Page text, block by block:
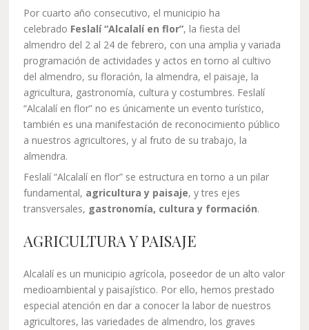
Por cuarto año consecutivo, el municipio ha
celebrado Feslalí “Alcalalí en flor”, la fiesta del
almendro del 2 al 24 de febrero, con una amplia y variada
programación de actividades y actos en torno al cultivo
del almendro, su floración, la almendra, el paisaje, la
agricultura, gastronomía, cultura y costumbres. Feslalí
“Alcalalí en flor” no es únicamente un evento turístico,
también es una manifestación de reconocimiento público
a nuestros agricultores, y al fruto de su trabajo, la
almendra.
Feslalí “Alcalalí en flor” se estructura en torno a un pilar
fundamental, agricultura y paisaje, y tres ejes
transversales, gastronomía, cultura y formación.
AGRICULTURA Y PAISAJE
Alcalalí es un municipio agrícola, poseedor de un alto valor
medioambiental y paisajístico. Por ello, hemos prestado
especial atención en dar a conocer la labor de nuestros
agricultores, las variedades de almendro, los graves